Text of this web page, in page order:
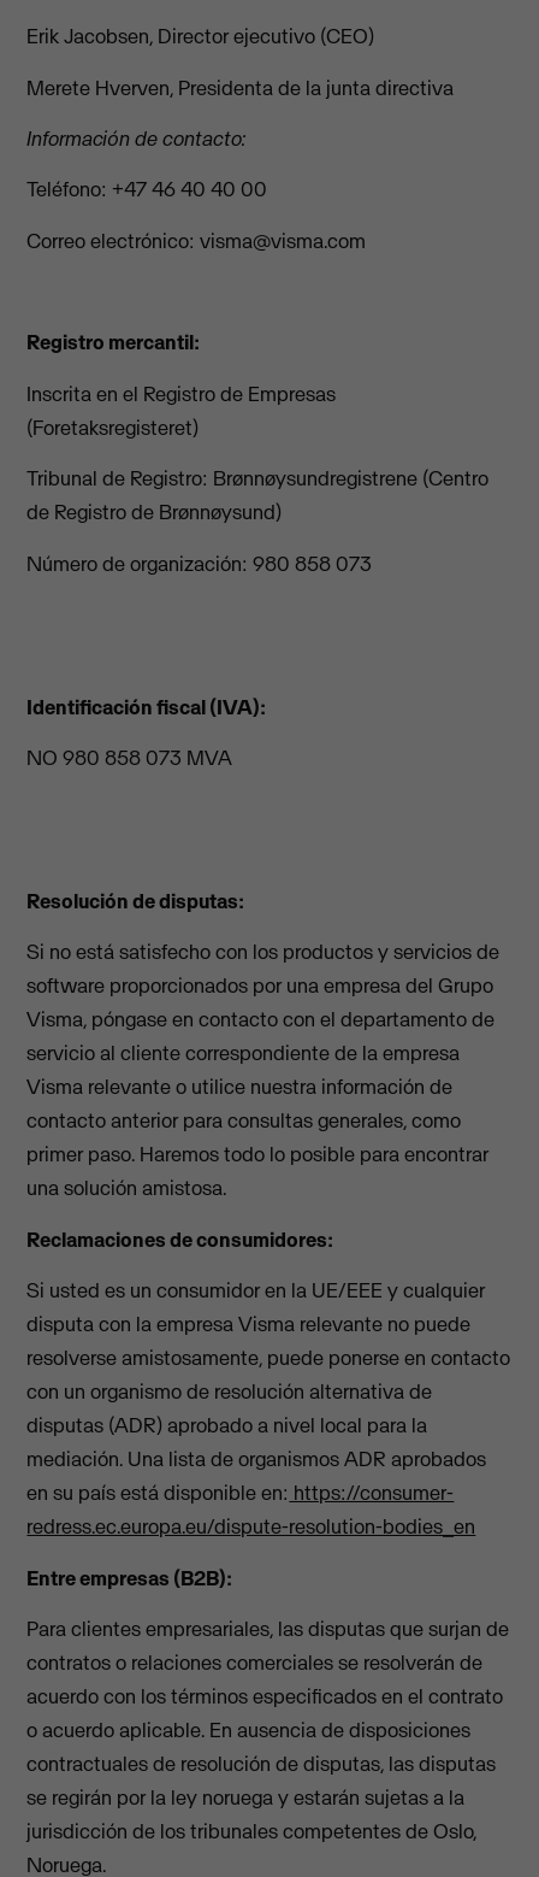
Erik Jacobsen, Director ejecutivo (CEO)
Merete Hverven, Presidenta de la junta directiva
Información de contacto:
Teléfono: +47 46 40 40 00
Correo electrónico:visma@visma.com
Registro mercantil:
Inscrita en el Registro de Empresas
(Foretaksregisteret)
Tribunal de Registro: Brønnøysundregistrene (Centro
de Registro de Brønnøysund)
Número de organización: 980 858 073
Identificación fiscal (IVA):
NO 980 858 073 MVA
Resolución de disputas:
Si no está satisfecho con los productos y servicios de
software proporcionados por una empresa del Grupo
Visma, póngase en contacto con el departamento de
servicio al cliente correspondiente de la empresa
Visma relevante o utilice nuestra información de
contacto anterior para consultas generales, como
primer paso. Haremos todo lo posible para encontrar
una solución amistosa.
Reclamaciones de consumidores:
Si usted es un consumidor en la UE/EEE y cualquier
disputa con la empresa Visma relevante no puede
resolverse amistosamente, puede ponerse en contacto
con un organismo de resolución alternativa de
disputas (ADR) aprobado a nivel local para la
mediación. Una lista de organismos ADR aprobados
en su país está disponible en: https://consumer-
redress.ec.europa.eu/dispute-resolution-bodies_en
Entre empresas (B2B):
Para clientes empresariales, las disputas que surjan de
contratos o relaciones comerciales se resolverán de
acuerdo con los términos especificados en el contrato
o acuerdo aplicable. En ausencia de disposiciones
contractuales de resolución de disputas, las disputas
se regirán por la ley noruega y estarán sujetas a la
jurisdicción de los tribunales competentes de Oslo,
Noruega.